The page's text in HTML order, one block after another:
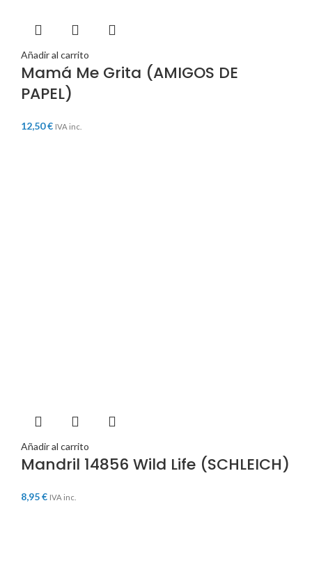
Añadir al carrito
Mamá Me Grita (AMIGOS DE
PAPEL)
12,50€ IVA inc.
Añadir al carrito
Mandril 14856 Wild Life (SCHLEICH)
8,95€ IVA inc.